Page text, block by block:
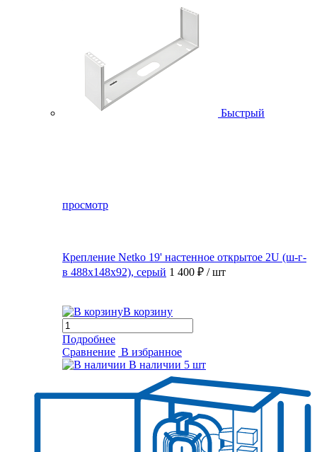
Быстрый
просмотр
Крепление Netko 19' настенное открытое 2U (ш-г-
в 488х148х92), серый 1 400 ₽ / шт
В корзину
Подробнее
Сравнение В избранное
В наличии 5 шт